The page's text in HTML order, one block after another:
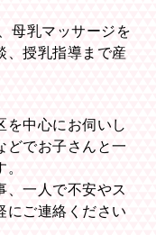
母乳マッサージを
、授乳指導まで産
を中心にお伺いし
どでお子さんと一
、一人で不安やス
にご連絡ください